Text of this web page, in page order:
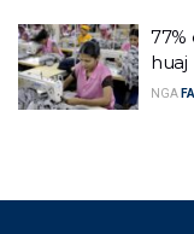
huaj
NGA